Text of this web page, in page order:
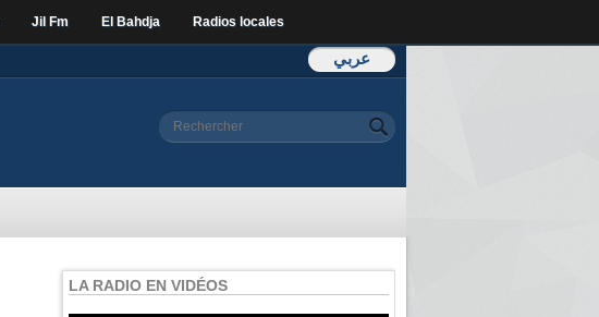
Jil Fm El Bahdja Radios locales
عربي
Formulaire de
Rechercher
LA RADIO EN VIDÉOS